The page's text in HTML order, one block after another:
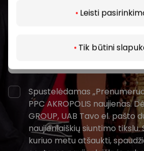
Leisti
Tik būtini
Spustelėdamas
PPC AKROPOLIS naujienas.
GROUP, UAB Tavo el. pašto
naujienlaiškių siuntimo
kuriuo metu atšaukti,